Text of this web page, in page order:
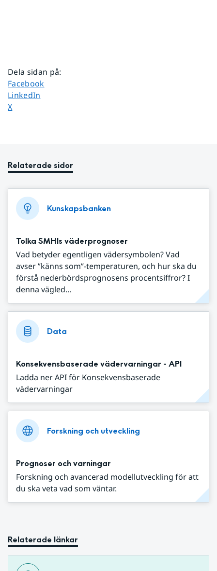
Dela sidan på:
Dela sidan på
Facebook
Dela sidan på
LinkedIn
Dela sidan på
X
Relaterade sidor
Kunskapsbanken
Tolka SMHIs väderprognoser
Vad betyder egentligen vädersymbolen? Vad
avser ”känns som”-temperaturen, och hur ska du
förstå nederbördsprognosens procentsiffror? I
denna vägled...
Data
Konsekvensbaserade vädervarningar - API
Ladda ner API för Konsekvensbaserade
vädervarningar
Forskning och utveckling
Prognoser och varningar
Forskning och avancerad modellutveckling för att
du ska veta vad som väntar.
Relaterade länkar